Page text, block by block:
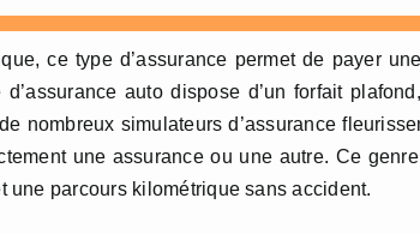
ce type d’assurance permet de payer
auto dispose d’un forfait
nombreux simulateurs d’assurance
une assurance ou une autre. Ce
une parcours kilométrique sans accident.